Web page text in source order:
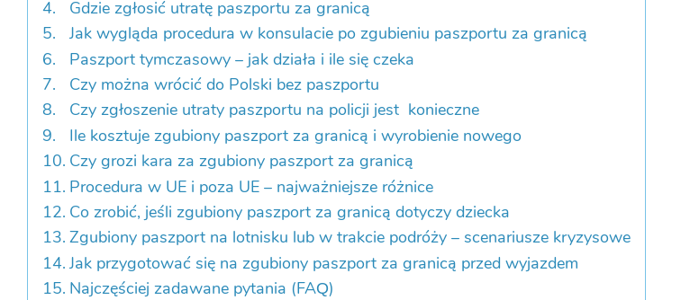
Gdzie zgłosić utratę paszportu za granicą
Jak wygląda procedura w konsulacie po zgubieniu paszportu za granicą
Paszport tymczasowy – jak działa i ile się czeka
Czy można wrócić do Polski bez paszportu
Czy zgłoszenie utraty paszportu na policji jest konieczne
Ile kosztuje zgubiony paszport za granicą i wyrobienie nowego
Czy grozi kara za zgubiony paszport za granicą
Procedura w UE i poza UE – najważniejsze różnice
Co zrobić, jeśli zgubiony paszport za granicą dotyczy dziecka
Zgubiony paszport na lotnisku lub w trakcie podróży – scenariusze kryzysowe
Jak przygotować się na zgubiony paszport za granicą przed wyjazdem
Najczęściej zadawane pytania (FAQ)